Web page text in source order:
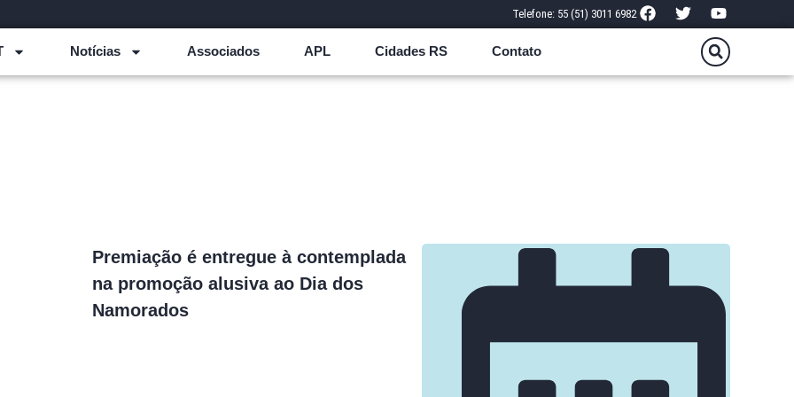
Telefone: 55 (51) 3011 6982
Notícias Associados APL Cidades RS Contato
Premiação é entregue à contemplada
na promoção alusiva ao Dia dos
Namorados